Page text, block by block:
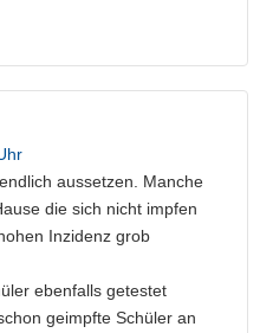
aussetzen. Manche
die sich nicht impfen
Inzidenz grob
ebenfalls getestet
geimpfte Schüler an